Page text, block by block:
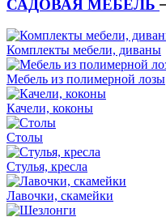
САДОВАЯ МЕБЕЛЬ
Комплекты мебели, диваны
Мебель из полимерной лозы
Качели, коконы
Столы
Стулья, кресла
Лавочки, скамейки